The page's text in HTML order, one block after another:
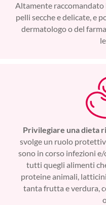
Altamente raccomandato
pelli secche e delicate, e
dermatologo o del
Privilegiare una dieta
svolge un ruolo
sono in corso infezioni
tutti quegli alimenti
proteine animali,
tanta frutta e verdura,